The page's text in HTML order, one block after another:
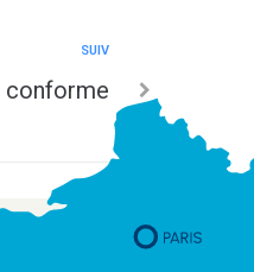
SUIV
conforme